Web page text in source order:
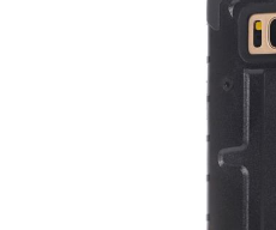
Bildergalerie
Bildergalerie